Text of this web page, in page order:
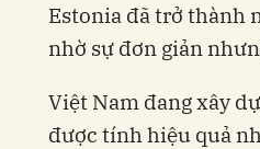
Estonia đã trở thành
nhờ sự đơn giản
Việt Nam đang xây
được tính hiệu quả